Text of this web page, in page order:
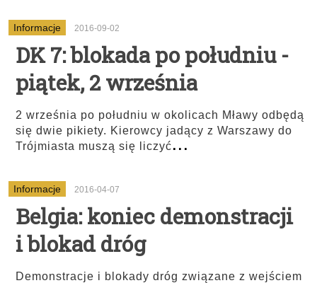
Informacje 2016-09-02
DK 7: blokada po południu -
piątek, 2 września
2 września po południu w okolicach Mławy odbędą
się dwie pikiety. Kierowcy jadący z Warszawy do
Trójmiasta muszą się liczyć...
Informacje 2016-04-07
Belgia: koniec demonstracji
i blokad dróg
Demonstracje i blokady dróg związane z wejściem